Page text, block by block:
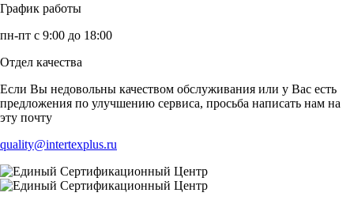
График работы
пн-пт с 9:00 до 18:00
Отдел качества
Если Вы недовольны качеством обслуживания или у Вас есть
предложения по улучшению сервиса, просьба написать нам на
эту почту
quality@intertexplus.ru